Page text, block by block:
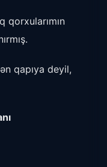
qorxularımın
qapıya deyil,